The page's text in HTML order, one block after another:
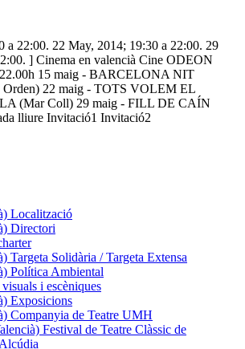
a 22:00. 22 May, 2014; 19:30 a 22:00. 29
] Cinema en valencià Cine ODEON
22.00h 15 maig - BARCELONA NIT
22 maig - TOTS VOLEM EL
(Mar Coll) 29 maig - FILL DE CAÍN
lliure Invitació1 Invitació2
Localització
Directori
Targeta Solidària / Targeta Extensa
Política Ambiental
i escèniques
Exposicions
Companyia de Teatre UMH
Festival de Teatre Clàssic de